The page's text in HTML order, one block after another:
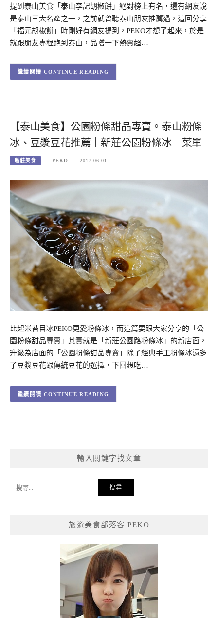
提到泰山美食「泰山李記胡椒餅」絕對榜上有名，還有網友說
是泰山三大名產之一，之前就曾聽泰山朋友推薦過，這回分享
「福元胡椒餅」時剛好有網友提到，PEKO才想了起來，於是
就跟朋友專程跑到泰山，品嚐一下熱賣超…
CONTINUE READING
【泰山美食】公園粉條甜品專賣。泰山粉條
冰、豆漿豆花推薦｜新莊公園粉條冰｜菜單
新莊美食 PEKO 2017-06-01
比起米苔目冰PEKO更愛粉條冰，而這篇要跟大家分享的「公
園粉條甜品專賣」其實就是「新莊公園路粉條冰」的新店面，
升級為店面的「公園粉條甜品專賣」除了經典手工粉條冰還多
了豆漿豆花跟傳統豆花的選擇，下回想吃…
CONTINUE READING
輸入關鍵字找文章
旅遊美食部落客 PEKO